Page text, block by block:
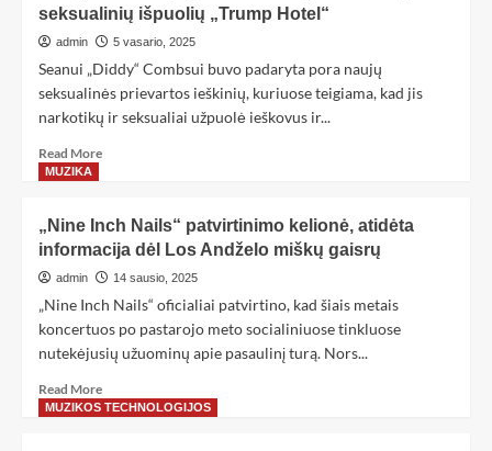
seksualinių išpuolių „Trump Hotel“
admin 5 vasario, 2025
Seanui „Diddy“ Combsui buvo padaryta pora naujų
seksualinės prievartos ieškinių, kuriuose teigiama, kad jis
narkotikų ir seksualiai užpuolė ieškovus ir...
Read More
MUZIKA
„Nine Inch Nails“ patvirtinimo kelionė, atidėta
informacija dėl Los Andželo miškų gaisrų
admin 14 sausio, 2025
„Nine Inch Nails“ oficialiai patvirtino, kad šiais metais
koncertuos po pastarojo meto socialiniuose tinkluose
nutekėjusių užuominų apie pasaulinį turą. Nors...
Read More
MUZIKOS TECHNOLOGIJOS